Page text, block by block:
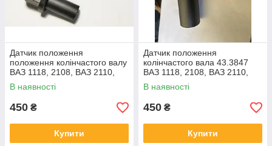
Датчик положення
положення колінчастого валу
ВАЗ 1118, 2108, ВАЗ 2110,
2170, 2123
В наявності
450 ₴
Купити
Датчик положення
колінчастого вала 43.3847
ВАЗ 1118, 2108, ВАЗ 2110,
2170, 2123
В наявності
450 ₴
Купити